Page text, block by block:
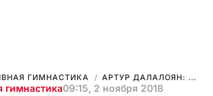
ГИМНАСТИКА АРТУР ДАЛАЛОЯН: ...
гимнастика09:15, 2 ноября 2018